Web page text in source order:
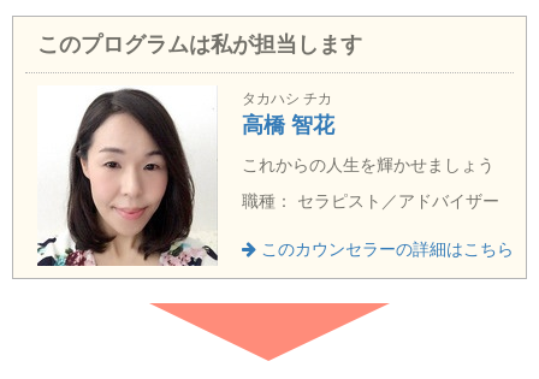
このプログラムは私が担当します
タカハシ チカ
高橋 智花
これからの人生を輝かせましょう
職種： セラピスト／アドバイザー
このカウンセラーの詳細はこちら